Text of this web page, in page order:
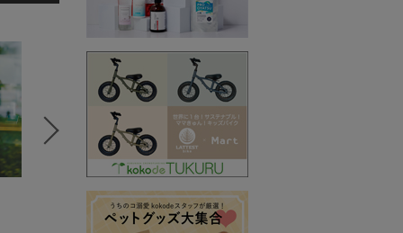
セレクトSTORY
シャツ/ブラウス
コラボSTORY
MERI
ワンピース
8,990円